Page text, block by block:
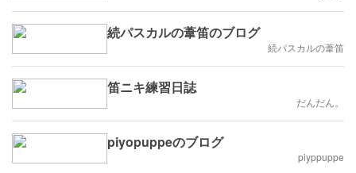
続パスカルの葦笛のブログ
続パスカルの葦笛
笛ニキ練習日誌
だんだん。
piyopuppeのブログ
piyppuppe